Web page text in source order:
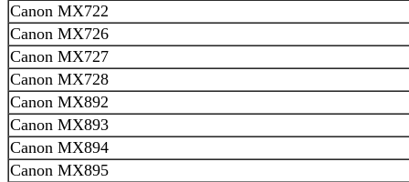
Canon MX722
Canon MX726
Canon MX727
Canon MX728
Canon MX892
Canon MX893
Canon MX894
Canon MX895